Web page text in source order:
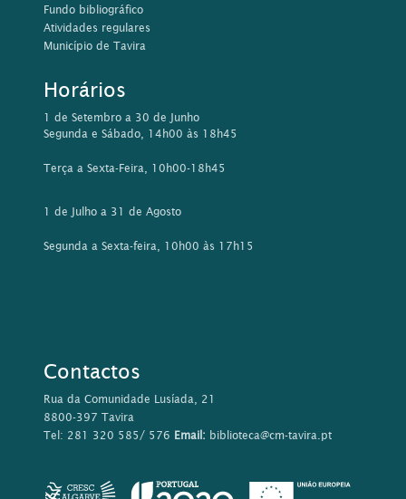
Fundo bibliográfico
Atividades regulares
Município de Tavira
Horários
1 de Setembro a 30 de Junho
Segunda e Sábado, 14h00 às 18h45
Terça a Sexta-Feira, 10h00-18h45
1 de Julho a 31 de Agosto
Segunda a Sexta-feira, 10h00 às 17h15
Contactos
Rua da Comunidade Lusíada, 21
8800-397 Tavira
Tel: 281 320 585/ 576 Email: biblioteca@cm-tavira.pt